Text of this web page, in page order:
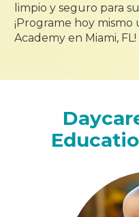
limpio y seguro para
¡Programe hoy mismo
Academy en Miami, FL!